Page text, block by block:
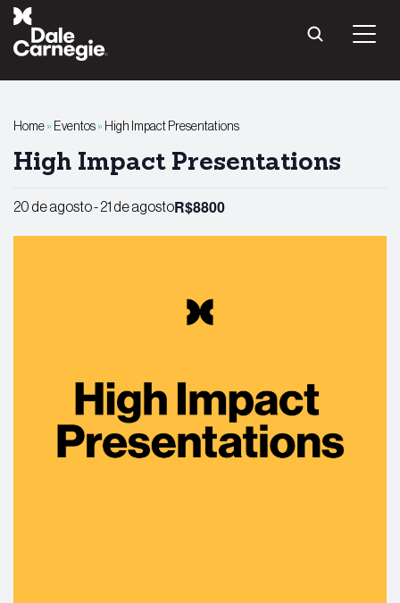
Pular
conteúdo
Home» Eventos» High Impact Presentations
High Impact Presentations
20 de agosto-21 de agostoR$8800